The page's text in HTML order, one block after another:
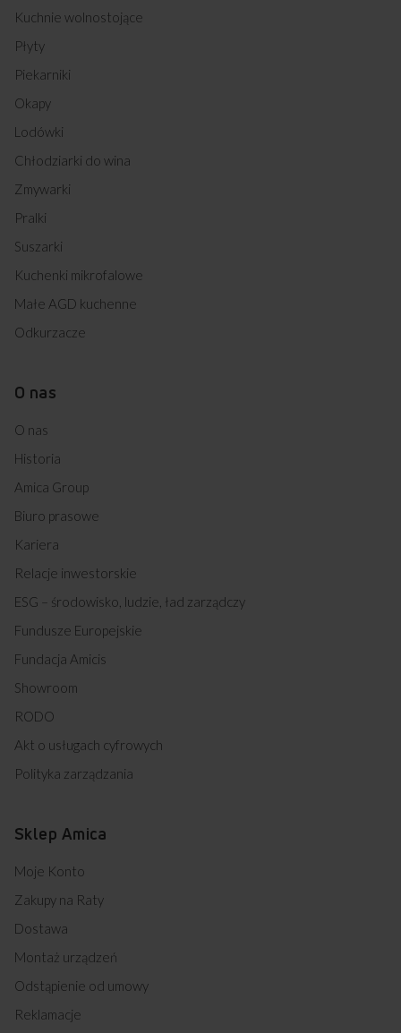
Kuchnie wolnostojące
Płyty
Piekarniki
Okapy
Lodówki
Chłodziarki do wina
Zmywarki
Pralki
Suszarki
Kuchenki mikrofalowe
Małe AGD kuchenne
Odkurzacze
O nas
O nas
Historia
Amica Group
Biuro prasowe
Kariera
Relacje inwestorskie
ESG – środowisko, ludzie, ład zarządczy
Fundusze Europejskie
Fundacja Amicis
Showroom
RODO
Akt o usługach cyfrowych
Polityka zarządzania
Sklep Amica
Moje Konto
Zakupy na Raty
Dostawa
Montaż urządzeń
Odstąpienie od umowy
Reklamacje